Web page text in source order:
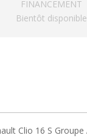
FINANCEMENT
Bientôt disponible
Clio 16 S Groupe